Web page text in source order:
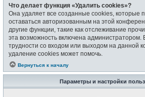
Что делает функция «Удалить cookies»?
Она удаляет все созданные cookies, которые
оставаться авторизованным на этой
другие функции, такие как отслеживание
эта возможность включена
трудности со входом или выходом на данной
удаление cookies может помочь.
Вернуться к началу
Параметры и настройки